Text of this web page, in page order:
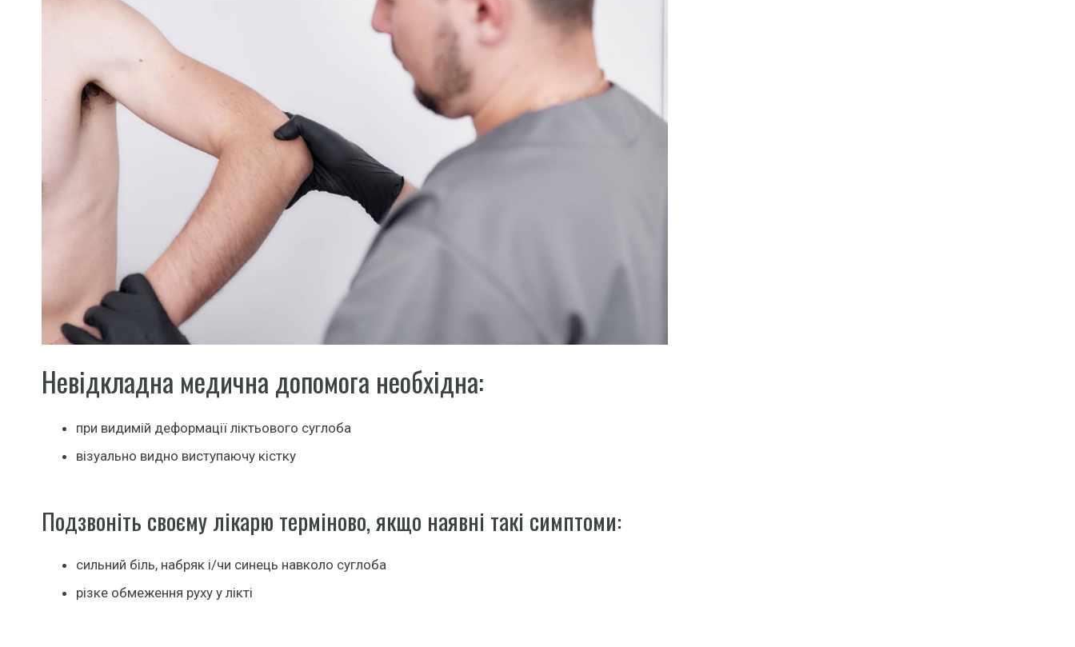
Невідкладна медична допомога необхідна:
при видимій деформації ліктьового суглоба
візуально видно виступаючу кістку
Подзвоніть своєму лікарю терміново, якщо наявні такі симптоми:
сильний біль, набряк і/чи синець навколо суглоба
різке обмеження руху у лікті